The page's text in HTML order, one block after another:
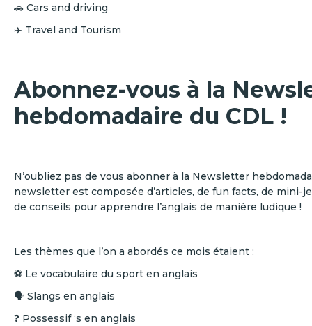
🚗 Cars and driving
✈️ Travel and Tourism
Abonnez-vous à la
hebdomadaire du CDL !
N’oubliez pas de vous abonner à la Newsletter
newsletter est composée d’articles, de fun facts, de mini-
de conseils pour apprendre l’anglais de manière ludique !
Les thèmes que l’on a abordés ce mois étaient :
⚽ Le vocabulaire du sport en anglais
🗣️ Slangs en anglais
❓ Possessif ‘s en anglais